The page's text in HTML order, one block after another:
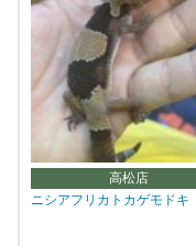
高松店
ニシアフリカトカゲモドキ